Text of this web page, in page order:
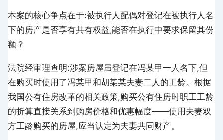
本案的核心争点在于:被执行人配偶对登记在被执行人名
下的房产是否享有共有权益,能否在执行中要求保留其份
额？
法院经审理查明:涉案房屋虽登记在冯某甲一人名下,但
在购买时使用了冯某甲和胡某某夫妻二人的工龄。根据
我国公有住房改革的相关政策,购买公有住房时职工工龄
的折算直接关系到购房价格和优惠幅度——使用夫妻双
方工龄购买的房屋,应当认定为夫妻共同财产。